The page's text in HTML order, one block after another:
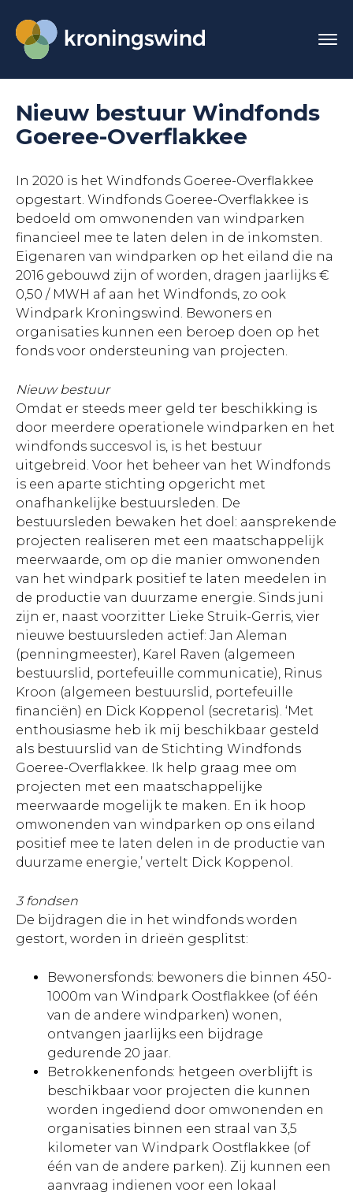
Nieuw bestuur Windfonds
Goeree-Overflakkee
In 2020 is het Windfonds Goeree-Overflakkee
opgestart. Windfonds Goeree-Overflakkee is
bedoeld om omwonenden van windparken
financieel mee te laten delen in de inkomsten.
Eigenaren van windparken op het eiland die na
2016 gebouwd zijn of worden, dragen jaarlijks €
0,50 / MWH af aan het Windfonds, zo ook
Windpark Kroningswind. Bewoners en
organisaties kunnen een beroep doen op het
fonds voor ondersteuning van projecten.
Nieuw bestuur
Omdat er steeds meer geld ter beschikking is
door meerdere operationele windparken en het
windfonds succesvol is, is het bestuur
uitgebreid. Voor het beheer van het Windfonds
is een aparte stichting opgericht met
onafhankelijke bestuursleden. De
bestuursleden bewaken het doel: aansprekende
projecten realiseren met een maatschappelijk
meerwaarde, om op die manier omwonenden
van het windpark positief te laten meedelen in
de productie van duurzame energie. Sinds juni
zijn er, naast voorzitter Lieke Struik-Gerris, vier
nieuwe bestuursleden actief: Jan Aleman
(penningmeester), Karel Raven (algemeen
bestuurslid, portefeuille communicatie), Rinus
Kroon (algemeen bestuurslid, portefeuille
financiën) en Dick Koppenol (secretaris). ‘Met
enthousiasme heb ik mij beschikbaar gesteld
als bestuurslid van de Stichting Windfonds
Goeree-Overflakkee. Ik help graag mee om
projecten met een maatschappelijke
meerwaarde mogelijk te maken. En ik hoop
omwonenden van windparken op ons eiland
positief mee te laten delen in de productie van
duurzame energie,’ vertelt Dick Koppenol.
3 fondsen
De bijdragen die in het windfonds worden
gestort, worden in drieën gesplitst:
Bewonersfonds: bewoners die binnen 450-
1000m van Windpark Oostflakkee (of één
van de andere windparken) wonen,
ontvangen jaarlijks een bijdrage
gedurende 20 jaar.
Betrokkenenfonds: hetgeen overblijft is
beschikbaar voor projecten die kunnen
worden ingediend door omwonenden en
organisaties binnen een straal van 3,5
kilometer van Windpark Oostflakkee (of
één van de andere parken). Zij kunnen een
aanvraag indienen voor een lokaal